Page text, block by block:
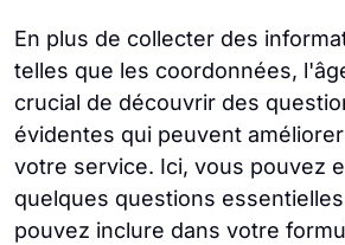
En plus de collecter des
telles que les coordonnées,
crucial de découvrir des
évidentes qui peuvent
votre service. Ici, vous pouvez
quelques questions
pouvez inclure dans votre